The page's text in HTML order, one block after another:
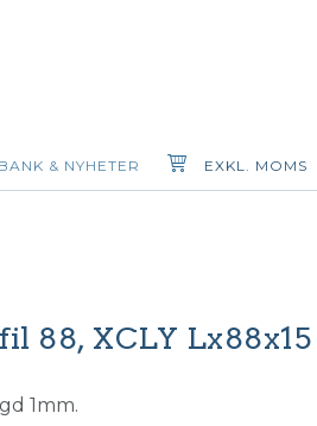
& NYHETER EXKL. MOMS
88, XCLY Lx88x15
1mm.